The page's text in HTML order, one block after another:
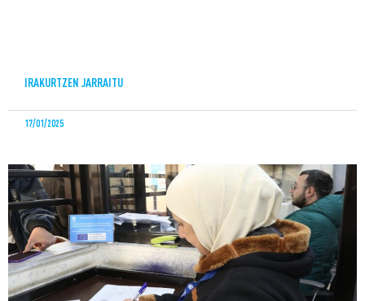
IRAKURTZEN JARRAITU
17/01/2025